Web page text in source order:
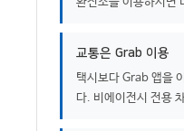
교통은 Grab 이용
택시보다 Grab 앱을
다. 비에이전시 전용